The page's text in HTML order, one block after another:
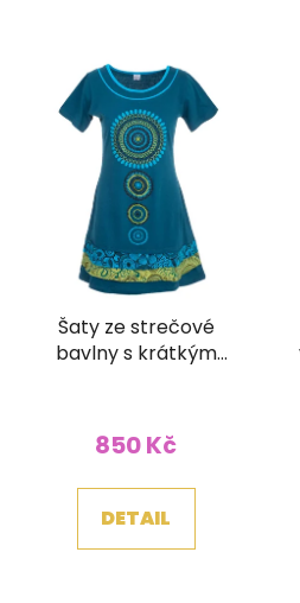
Šaty ze strečové
bavlny s krátkým
850 Kč
DETAIL